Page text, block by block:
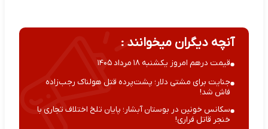
آنچه دیگران میخوانند :
قیمت درهم امروز یکشنبه ۱۸ مرداد ۱۴۰۵
جنایت برای مشتی دلار؛ پشت‌پرده قتل هولناک رجب‌زاده
فاش شد!
سکانس خونین در بوستان آبشار؛ پایان تلخ اختلاف تجاری با
خنجر قاتل فراری!